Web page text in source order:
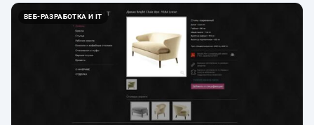
ВЕБ-РАЗРАБОТКА И IT